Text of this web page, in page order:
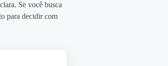
Se você busca
para decidir com